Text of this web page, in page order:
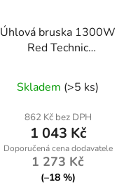
Úhlová bruska 1300W
Red Technic
Skladem (>5 ks)
862 Kč bez DPH
1 043 Kč
1 273 Kč
(–18 %)